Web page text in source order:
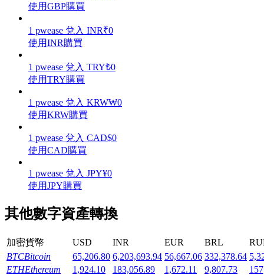
使您的資產穩定增值
一鍵質押鎖定高收益
使用GBP購買
1 pwease 兌入 INR₹0
使用INR購買
1 pwease 兌入 TRY₺0
使用TRY購買
1 pwease 兌入 KRW₩0
使用KRW購買
1 pwease 兌入 CAD$0
使用CAD購買
1 pwease 兌入 JPY¥0
使用JPY購買
其他數字資產轉換
加密貨幣 USD INR EUR BRL
BTCBitcoin 65,206.80 6,203,693.94 56,667.06 332,378.64
ETHEthereum 1,924.10 183,056.89 1,672.11 9,807.73